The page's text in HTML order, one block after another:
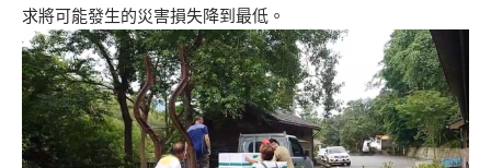
求將可能發生的災害損失降到最低。